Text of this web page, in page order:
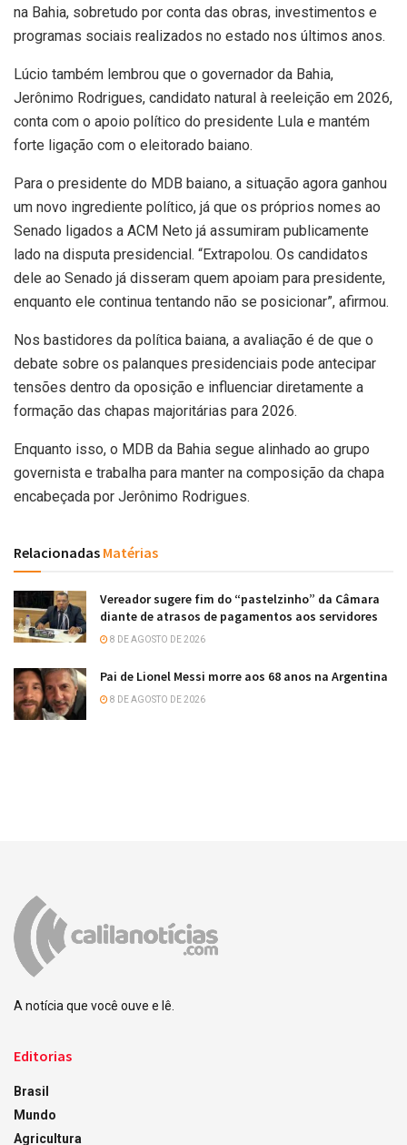
na Bahia, sobretudo por conta das obras, investimentos e
programas sociais realizados no estado nos últimos anos.
Lúcio também lembrou que o governador da Bahia,
Jerônimo Rodrigues, candidato natural à reeleição em 2026,
conta com o apoio político do presidente Lula e mantém
forte ligação com o eleitorado baiano.
Para o presidente do MDB baiano, a situação agora ganhou
um novo ingrediente político, já que os próprios nomes ao
Senado ligados a ACM Neto já assumiram publicamente
lado na disputa presidencial. “Extrapolou. Os candidatos
dele ao Senado já disseram quem apoiam para presidente,
enquanto ele continua tentando não se posicionar”, afirmou.
Nos bastidores da política baiana, a avaliação é de que o
debate sobre os palanques presidenciais pode antecipar
tensões dentro da oposição e influenciar diretamente a
formação das chapas majoritárias para 2026.
Enquanto isso, o MDB da Bahia segue alinhado ao grupo
governista e trabalha para manter na composição da chapa
encabeçada por Jerônimo Rodrigues.
Relacionadas Matérias
Vereador sugere fim do “pastelzinho” da Câmara
diante de atrasos de pagamentos aos servidores
8 DE AGOSTO DE 2026
Pai de Lionel Messi morre aos 68 anos na Argentina
8 DE AGOSTO DE 2026
A notícia que você ouve e lê.
Editorias
Brasil
Mundo
Agricultura